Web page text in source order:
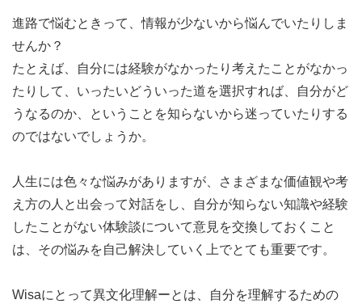
進路で悩むときって、情報が少ないから悩んでいたりしま
せんか？
たとえば、自分には経験がなかったり考えたことがなかっ
たりして、いったいどういった道を選択すれば、自分がど
うなるのか、ということを知らないから迷っていたりする
のではないでしょうか。
人生には色々な悩みがありますが、さまざまな価値観や考
え方の人と出会って対話をし、自分が知らない知識や経験
したことがない体験談について意見を交換しておくこと
は、その悩みを自己解決していく上でとても重要です。
Wisaにとって異文化理解ーとは、自分を理解するための